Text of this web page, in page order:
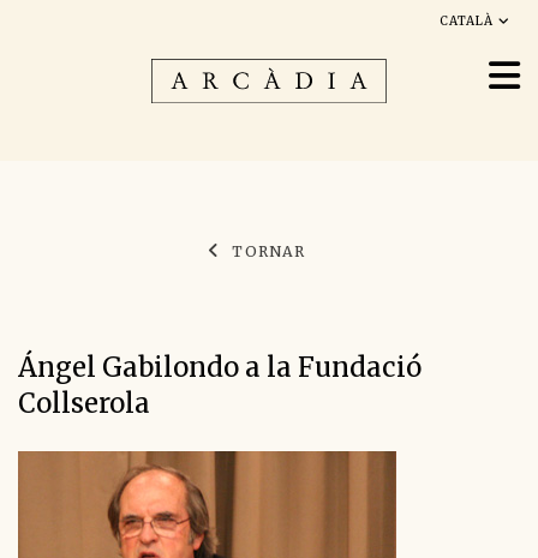
CATALÀ
TORNAR
Ángel Gabilondo a la Fundació
Collserola